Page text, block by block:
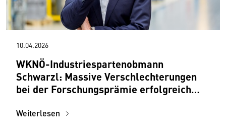
10.04.2026
WKNÖ-Industriespartenobmann
Schwarzl: Massive Verschlechterungen
bei der Forschungsprämie erfolgreich
Weiterlesen